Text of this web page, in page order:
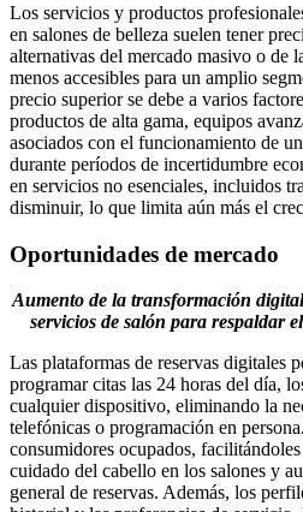
Los servicios y productos
en salones de belleza suelen tener
alternativas del mercado masivo o de
menos accesibles para un amplio
precio superior se debe a varios
productos de alta gama, equipos
asociados con el funcionamiento de
durante períodos de incertidumbre
en servicios no esenciales, incluidos
disminuir, lo que limita aún más el
Oportunidades de mercado
Aumento de la transformación
servicios de salón para respaldar
Las plataformas de reservas digitales
programar citas las 24 horas del día,
cualquier dispositivo, eliminando la
telefónicas o programación en
consumidores ocupados,
cuidado del cabello en los salones y
general de reservas. Además, los